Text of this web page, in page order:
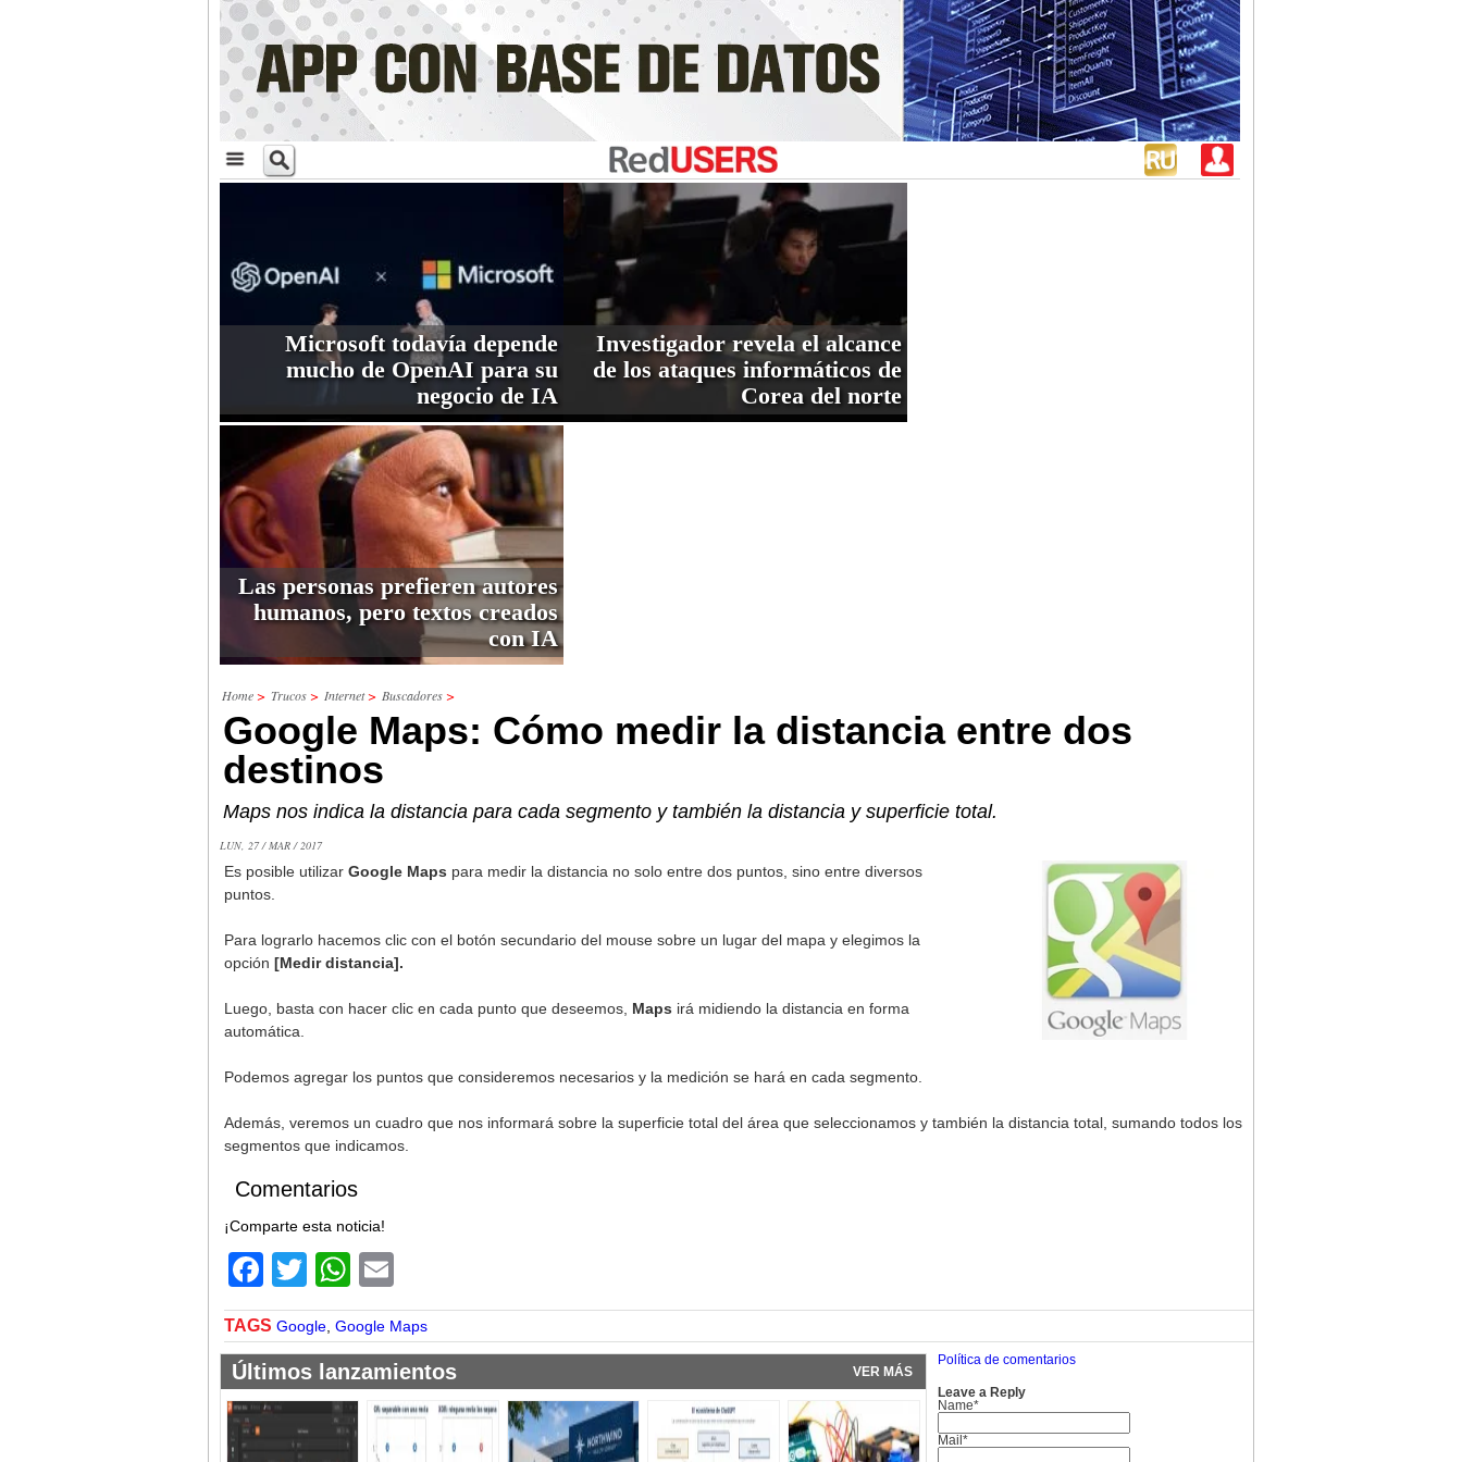
Microsoft todavía depende
mucho de OpenAI para su
negocio de IA
Investigador revela el alcance
de los ataques informáticos de
Corea del norte
Las personas prefieren autores
humanos, pero textos creados
con IA
Home> Trucos> Internet> Buscadores>
Google Maps: Cómo medir la distancia entre dos
destinos
Maps nos indica la distancia para cada segmento y también la distancia y superficie total.
LUN, 27 / MAR / 2017
Es posible utilizar Google Maps para medir la distancia no solo entre dos puntos, sino entre diversos
puntos.
Para lograrlo hacemos clic con el botón secundario del mouse sobre un lugar del mapa y elegimos la
opción [Medir distancia].
Luego, basta con hacer clic en cada punto que deseemos, Maps irá midiendo la distancia en forma
automática.
Podemos agregar los puntos que consideremos necesarios y la medición se hará en cada segmento.
Además, veremos un cuadro que nos informará sobre la superficie total del área que seleccionamos y también la distancia total, sumando todos los
segmentos que indicamos.
Comentarios
¡Comparte esta noticia!
Facebook
TwitterWhatsApp
TAGS Google Google Maps
Últimos lanzamientos VER MÁS
Política de comentarios
Leave a Reply
Name*
Mail*